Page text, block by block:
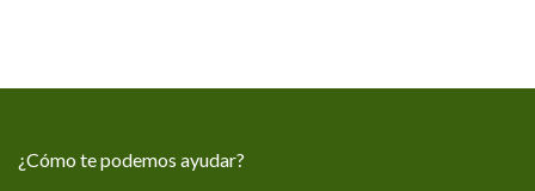
¿Cómo te podemos ayudar?